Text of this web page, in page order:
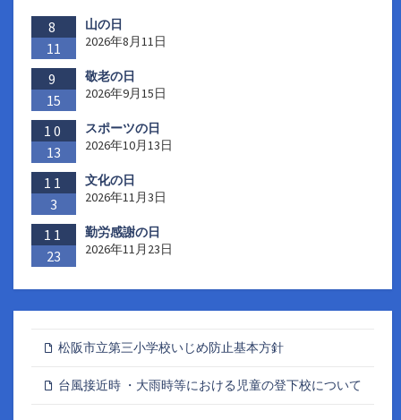
8
11
山の日
2026年8月11日
9
15
敬老の日
2026年9月15日
10
13
スポーツの日
2026年10月13日
11
3
文化の日
2026年11月3日
11
23
勤労感謝の日
2026年11月23日
松阪市立第三小学校いじめ防止基本方針
台風接近時 ・大雨時等における児童の登下校について